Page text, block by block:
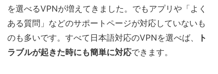
を選べるVPNが増えてきました。でもアプリや「よく
ある質問」などのサポートページが対応していないも
のも多いです。すべて日本語対応のVPNを選べば、
ト
ラブルが起きた時にも簡単に対応できます。